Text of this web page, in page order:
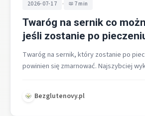
2026-07-17 • 7 min
Twaróg na sernik co
jeśli zostanie po
Twaróg na sernik, który zostanie po
powinien się zmarnować. Najszybciej
Bezglutenovy.pl